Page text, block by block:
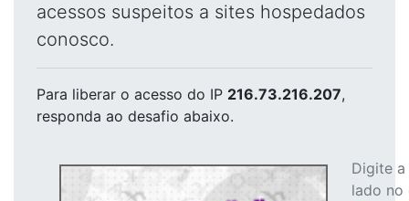
acessos suspeitos a sites hospedados
conosco.
Para liberar o acesso do IP 216.73.216.207,
responda ao desafio abaixo.
Digite
lado no